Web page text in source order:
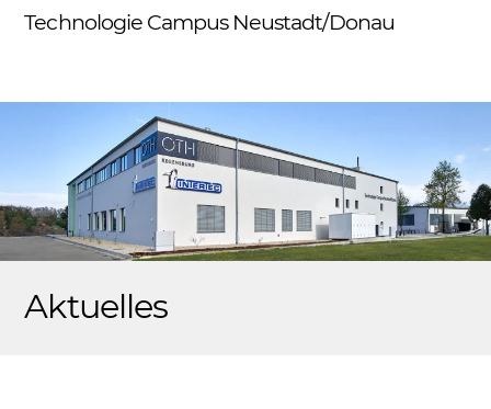
SkipTechnologie Campus Neustadt/Donau
Aktuelles